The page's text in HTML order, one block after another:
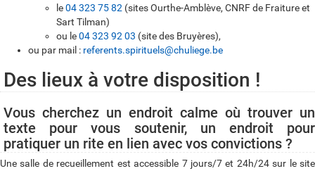
le04 323 75 82 (sites Ourthe-Amblève, CNRF de Fraiture et
Sart Tilman)
ou le04 323 92 03 (site des Bruyères),
ou par mail : referents.spirituels@chuliege.be
Des lieux à votre disposition !
Vous cherchez un endroit calme où trouver un
texte pour vous soutenir, un endroit pour
pratiquer un rite en lien avec vos convictions ?
Une salle de recueillement est accessible 7 jours/7 et 24h/24 sur le site